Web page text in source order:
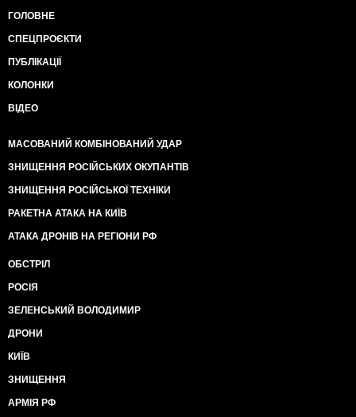
ГОЛОВНЕ
СПЕЦПРОЄКТИ
ПУБЛІКАЦІЇ
КОЛОНКИ
ВІДЕО
МАСОВАНИЙ КОМБІНОВАНИЙ УДАР
ЗНИЩЕННЯ РОСІЙСЬКИХ ОКУПАНТІВ
ЗНИЩЕННЯ РОСІЙСЬКОЇ ТЕХНІКИ
РАКЕТНА АТАКА НА КИЇВ
АТАКА ДРОНІВ НА РЕГІОНИ РФ
ОБСТРІЛ
РОСІЯ
ЗЕЛЕНСЬКИЙ ВОЛОДИМИР
ДРОНИ
КИЇВ
ЗНИЩЕННЯ
АРМІЯ РФ